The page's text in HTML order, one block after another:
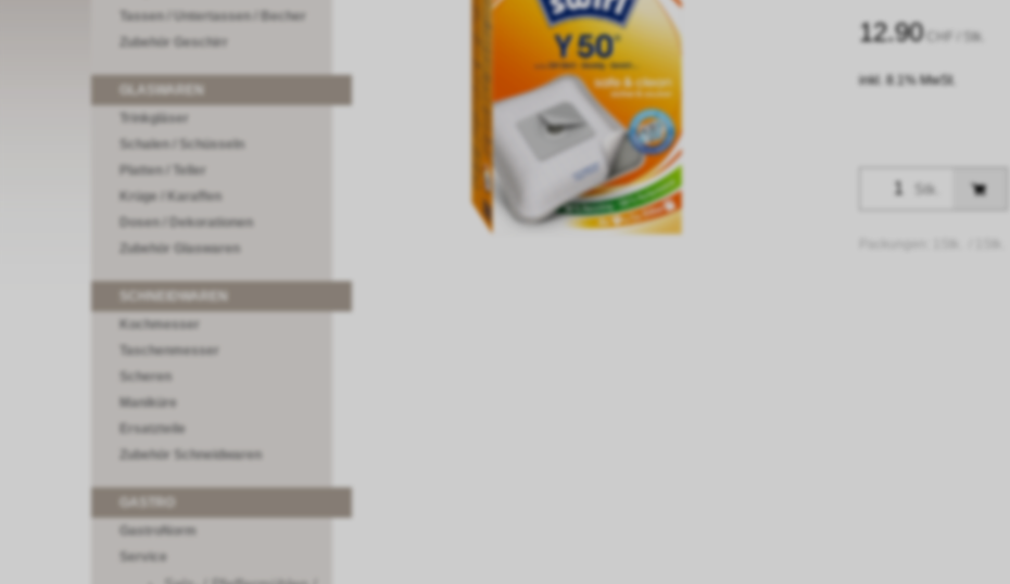
Tassen / Untertassen / Becher
Zubehör Geschirr
Trinkgläser
Schalen / Schüsseln
Platten / Teller
Krüge / Karaffen
Dosen / Dekorationen
Zubehör Glaswaren
Kochmesser
Taschenmesser
Scheren
Maniküre
Ersatzteile
Zubehör Schneidwaren
GastroNorm
Service
12.90 / Stk.
inkl. 8.1% MwSt.
Stk.